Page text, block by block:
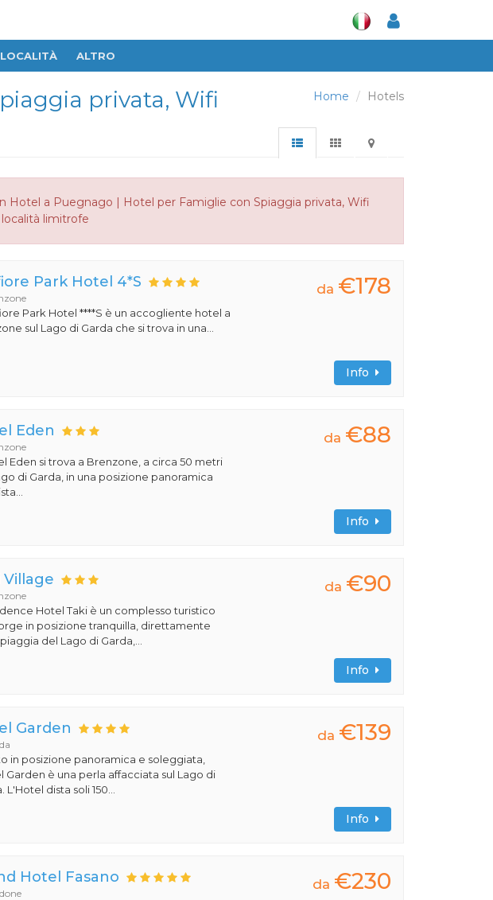
LOCALITÀ ALTRO
Home Hotels
privata, Wifi
Hotel a Puegnago | Hotel per Famiglie con Spiaggia privata, Wifi
limitrofe
Park Hotel 4*S
Park Hotel ****S è un accogliente hotel a
sul Lago di Garda che si trova in una...
da €178
Info
Eden
Eden si trova a Brenzone, a circa 50 metri
di Garda, in una posizione panoramica
da €88
Info
Village
Hotel Taki è un complesso turistico
in posizione tranquilla, direttamente
del Lago di Garda,...
da €90
Info
Garden
in posizione panoramica e soleggiata,
Garden è una perla affacciata sul Lago di
L'Hotel dista soli 150...
da €139
Info
Hotel Fasano da €230